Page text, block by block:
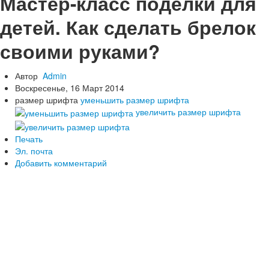
Начальная школа
Сценарии праздников в начальной школе
1 сентября - День знаний
День Учителя
Праздник осени
Новый год, Рождество
23 Февраля
8 Марта
9 Мая - День Победы
Спортивные праздники
День рождения
Другие праздники
Конспекты уроков в начальной школе
детей. Как сделать брелок
своими руками?
Автор Admin
Воскресенье, 16 Март 2014
размер шрифта уменьшить размер шрифта
увеличить размер шрифта
Печать
Эл. почта
Добавить комментарий